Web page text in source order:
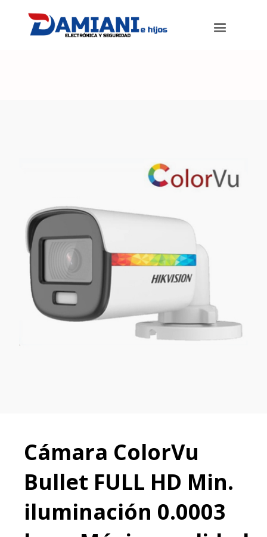
iluminación 0.0003 lux y Máxima calidad
Cámara ColorVu
Bullet FULL HD Min.
iluminación 0.0003